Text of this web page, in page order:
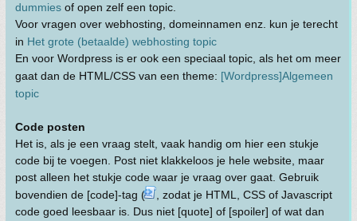
dummies of open zelf een topic.
Voor vragen over webhosting, domeinnamen enz. kun je terecht
in Het grote (betaalde) webhosting topic
En voor Wordpress is er ook een speciaal topic, als het om meer
gaat dan de HTML/CSS van een theme: [Wordpress]Algemeen
topic
Code posten
Het is, als je een vraag stelt, vaak handig om hier een stukje
code bij te voegen. Post niet klakkeloos je hele website, maar
post alleen het stukje code waar je vraag over gaat. Gebruik
bovendien de [code]-tag (
, zodat je HTML, CSS of Javascript
code goed leesbaar is. Dus niet [quote] of [spoiler] of wat dan